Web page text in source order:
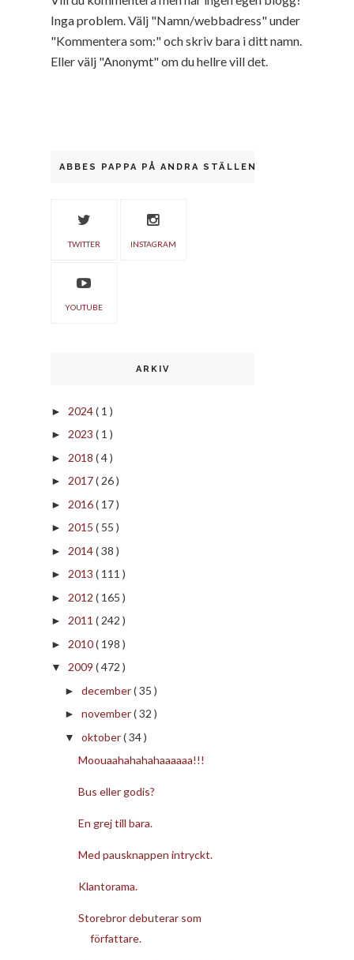
Inga problem. Välj "Namn/webbadress" under
"Kommentera som:" och skriv bara i ditt namn.
Eller välj "Anonymt" om du hellre vill det.
ABBES PAPPA PÅ ANDRA STÄLLEN
TWITTER INSTAGRAM
YOUTUBE
ARKIV
► 2024( 1 )
► 2023 ( 1 )
► 2018 ( 4 )
► 2017( 26 )
► 2016( 17 )
► 2015 ( 55 )
► 2014( 38 )
► 2013 ( 111 )
► 2012 ( 165 )
► 2011 ( 242 )
► 2010( 198 )
▼ 2009 ( 472 )
► december( 35 )
► november( 32 )
▼ oktober( 34 )
Moouaahahahahaaaaaa!!!
Bus eller godis?
En grej till bara.
Med pausknappen intryckt.
Klantorama.
Storebror debuterar som
författare.